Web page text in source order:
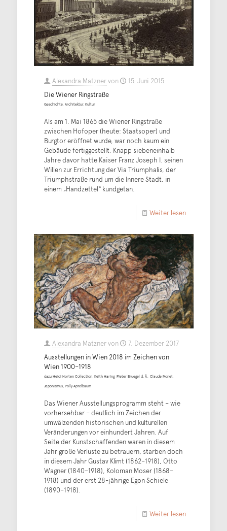
Alexandra Matznervon
15. Juni 2015
Die Wiener Ringstraße
Geschichte, Architektur, Kultur
Als am 1. Mai 1865 die Wiener Ringstraße
zwischen Hofoper (heute: Staatsoper) und
Burgtor eröffnet wurde, war noch kaum ein
Gebäude fertiggestellt. Knapp siebeneinhalb
Jahre davor hatte Kaiser Franz Joseph I. seinen
Willen zur Errichtung der Via Triumphalis, der
Triumphstraße rund um die Innere Stadt, in
einem „Handzettel“ kundgetan.
Weiter lesen
Alexandra Matznervon
7. Dezember 2017
Ausstellungen in Wien 2018 im Zeichen von
Wien 1900–1918
dazu Heidi Horten Collection, Keith Haring, Pieter Bruegel d. Ä., Claude Monet,
Japonismus, Polly Apfelbaum
Das Wiener Ausstellungsprogramm steht – wie
vorhersehbar – deutlich im Zeichen der
umwälzenden historischen und kulturellen
Veränderungen vor einhundert Jahren. Auf
Seite der Kunstschaffenden waren in diesem
Jahr große Verluste zu betrauern, starben doch
in diesem Jahr Gustav Klimt (1862–1918), Otto
Wagner (1840–1918), Koloman Moser (1868–
1918) und der erst 28-jährige Egon Schiele
(1890–1918).
Weiter lesen